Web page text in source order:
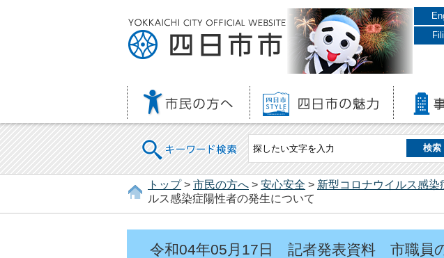
キーワード検索
トップ> 市民の方へ > 安心安全 > 新型コロナウイルス感染
ルス感染症陽性者の発生について
令和04年05月17日 記者発表資料 市職員